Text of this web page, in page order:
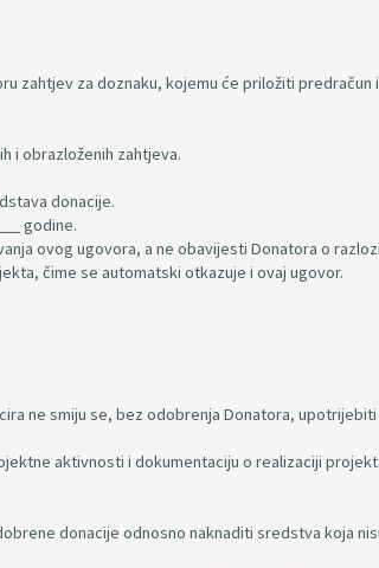
zahtjev za doznaku, kojemu će priložiti predračun
i obrazloženih zahtjeva.
donacije.
godine.
ovog ugovora, a ne obavijesti Donatora o
čime se automatski otkazuje i ovaj ugovor.
ne smiju se, bez odobrenja Donatora, upotrijebiti
aktivnosti i dokumentaciju o realizaciji
donacije odnosno naknaditi sredstva koja